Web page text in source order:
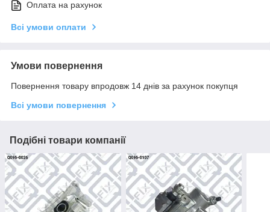
Оплата на рахунок
Всі умови оплати
Умови повернення
Повернення товару впродовж 14 днів за рахунок покупця
Всі умови повернення
Подібні товари компанії